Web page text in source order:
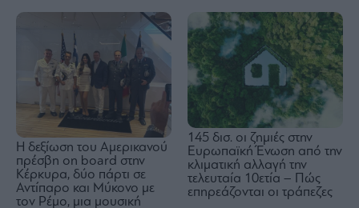
H δεξίωση του Αμερικανού
πρέσβη on board στην
Κέρκυρα, δύο πάρτι σε
Αντίπαρο και Μύκονο με
τον Ρέμο, μια μουσική
145 δισ. οι ζημιές στην
Ευρωπαϊκή Ένωση από την
κλιματική αλλαγή την
τελευταία 10ετία – Πώς
επηρεάζονται οι τράπεζες